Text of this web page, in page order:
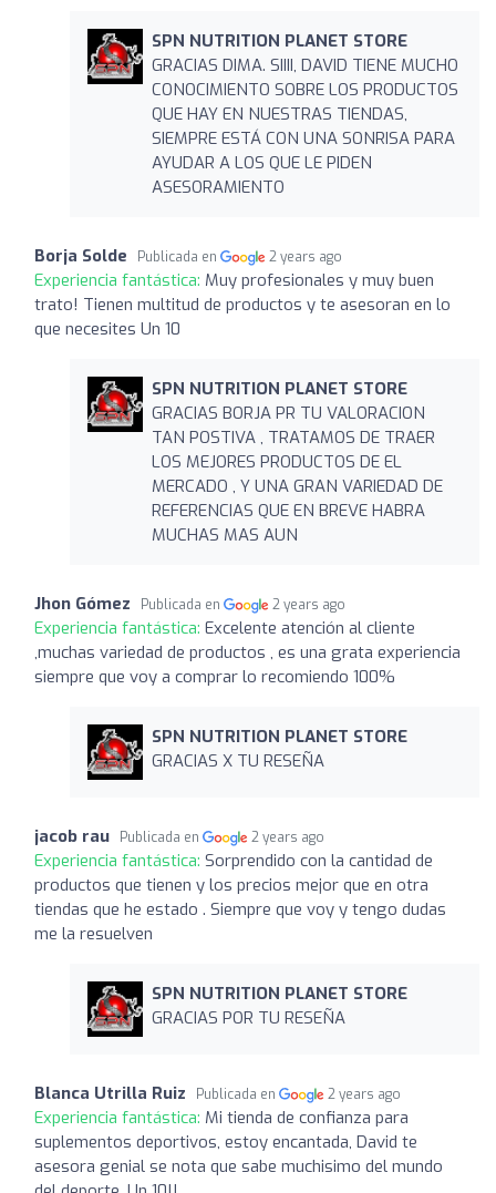
SPN NUTRITION PLANET STORE
GRACIAS DIMA. SIIII, DAVID TIENE MUCHO
CONOCIMIENTO SOBRE LOS PRODUCTOS
QUE HAY EN NUESTRAS TIENDAS,
SIEMPRE ESTÁ CON UNA SONRISA PARA
AYUDAR A LOS QUE LE PIDEN
ASESORAMIENTO
Borja Solde Publicada en 2 years ago
Experiencia fantástica: Muy profesionales y muy buen
trato! Tienen multitud de productos y te asesoran en lo
que necesites Un 10
SPN NUTRITION PLANET STORE
GRACIAS BORJA PR TU VALORACION
TAN POSTIVA , TRATAMOS DE TRAER
LOS MEJORES PRODUCTOS DE EL
MERCADO , Y UNA GRAN VARIEDAD DE
REFERENCIAS QUE EN BREVE HABRA
MUCHAS MAS AUN
Jhon Gómez Publicada en 2 years ago
Experiencia fantástica: Excelente atención al cliente
,muchas variedad de productos , es una grata experiencia
siempre que voy a comprar lo recomiendo 100%
SPN NUTRITION PLANET STORE
GRACIAS X TU RESEÑA
jacob rau Publicada en 2 years ago
Experiencia fantástica: Sorprendido con la cantidad de
productos que tienen y los precios mejor que en otra
tiendas que he estado . Siempre que voy y tengo dudas
me la resuelven
SPN NUTRITION PLANET STORE
GRACIAS POR TU RESEÑA
Blanca Utrilla Ruiz Publicada en 2 years ago
Experiencia fantástica: Mi tienda de confianza para
suplementos deportivos, estoy encantada, David te
asesora genial se nota que sabe muchisimo del mundo